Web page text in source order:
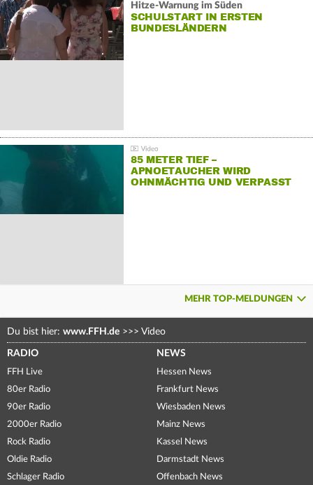
Hitze-Warnung im Süden
SCHULSTART IN ERSTEN
BUNDESLÄNDERN
85 METER TIEF –
APNOETAUCHER WIRD
OHNMÄCHTIG UND VERPASST
MEHR TOP-MELDUNGEN
Du bist hier: www.FFH.de >>> Video
RADIO
FFH Live
80er Radio
90er Radio
2000er Radio
Rock Radio
Oldie Radio
Schlager Radio
NEWS
Hessen News
Frankfurt News
Wiesbaden News
Mainz News
Kassel News
Darmstadt News
Offenbach News